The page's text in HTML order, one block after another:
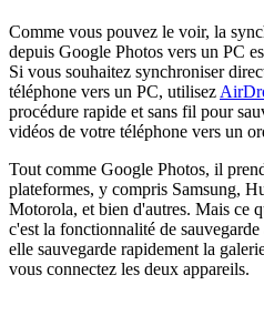
Comme vous pouvez le voir, la
depuis Google Photos vers un PC
Si vous souhaitez synchroniser
téléphone vers un PC, utilisez
procédure rapide et sans fil pour
vidéos de votre téléphone vers un
Tout comme Google Photos, il
plateformes, y compris Samsung,
Motorola, et bien d'autres. Mais ce
c'est la fonctionnalité de
elle sauvegarde rapidement la
vous connectez les deux appareils.